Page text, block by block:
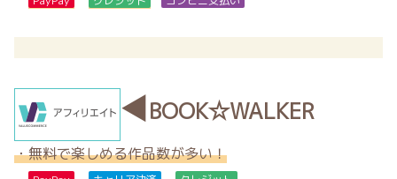
◀BOOK☆WALKER
・無料で楽しめる作品数が多い！